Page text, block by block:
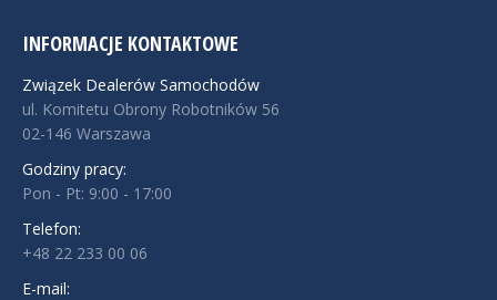
INFORMACJE KONTAKTOWE
Związek Dealerów Samochodów
ul. Komitetu Obrony Robotników 56
02-146 Warszawa
Godziny pracy:
Pon - Pt: 9:00 - 17:00
Telefon:
+48 22 233 00 06
E-mail: